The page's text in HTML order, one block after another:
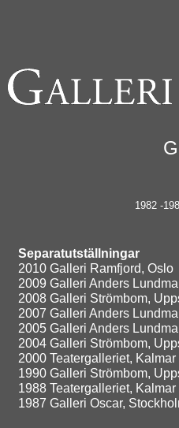
1982 -
Separatutställningar
2010 Galleri Ramfjord, Oslo
2009 Galleri Anders
2008 Galleri Strömbom,
2007 Galleri Anders
2005 Galleri Anders
2004 Galleri Strömbom,
2000 Teatergalleriet, Kalmar
1990 Galleri Strömbom,
1988 Teatergalleriet, Kalmar
1987 Galleri Oscar,